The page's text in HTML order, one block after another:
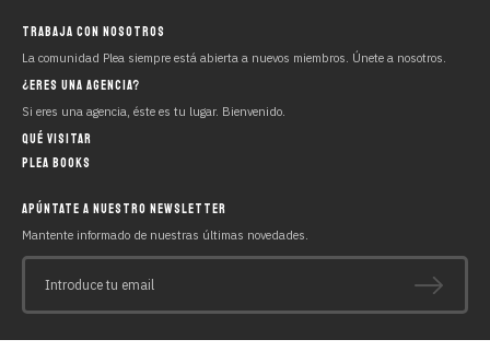
SURF XXL / OLAS GRANDES
01 sec.
TRABAJA CON NOSOTROS
La comunidad Plea siempre está abierta a nuevos miembros. Únete a nosotros.
¿ERES UNA AGENCIA?
Si eres una agencia, éste es tu lugar. Bienvenido.
QUÉ VISITAR
PLEA BOOKS
APÚNTATE A NUESTRO NEWSLETTER
Mantente informado de nuestras últimas novedades.
Introduce tu email